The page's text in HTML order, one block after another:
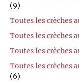
(9)
Toutes les crèches
Toutes les crèches
Toutes les crèches
Toutes les crèches
(6)